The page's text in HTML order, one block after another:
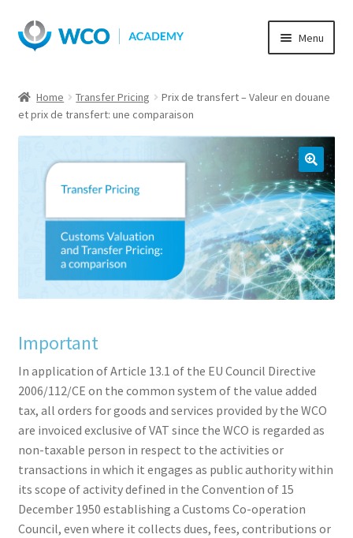
Skip
to
Skip
to
Menu
Home Transfer Pricing
Prix de transfert – Valeur en douane
et prix de transfert: une comparaison
Important
In application of Article 13.1 of the EU Council Directive
2006/112/CE on the common system of the value added
tax, all orders for goods and services provided by the WCO
are invoiced exclusive of VAT since the WCO is regarded as
non-taxable person in respect to the activities or
transactions in which it engages as public authority within
its scope of activity defined in the Convention of 15
December 1950 establishing a Customs Co-operation
Council, even where it collects dues, fees, contributions or